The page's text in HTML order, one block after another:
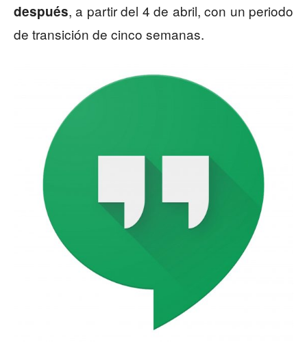
después, a partir del 4 de abril, con un periodo
de transición de cinco semanas.